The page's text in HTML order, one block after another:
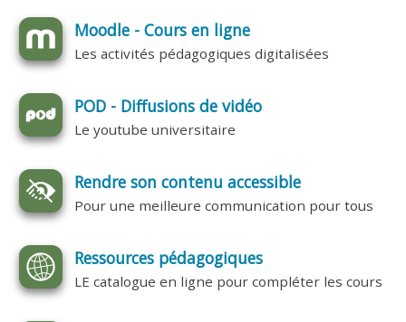
Moodle - Cours en ligne
Les activités pédagogiques digitalisées
POD - Diffusions de vidéo
Le youtube universitaire
Rendre son contenu accessible
Pour une meilleure communication pour tous
Ressources pédagogiques
LE catalogue en ligne pour compléter les cours